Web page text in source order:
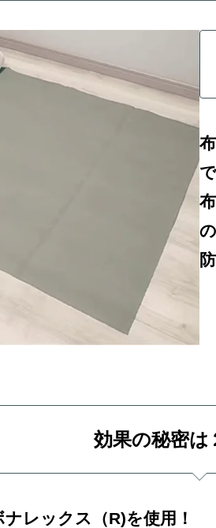
効果の秘密は
レックス（R)を使用！